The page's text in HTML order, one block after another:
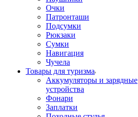
Очки
Патронташи
Подсумки
Рюкзаки
Сумки
Навигация
Чучела
Товары для туризма
Аккумуляторы и зарядные
устройства
Фонари
Заплатки